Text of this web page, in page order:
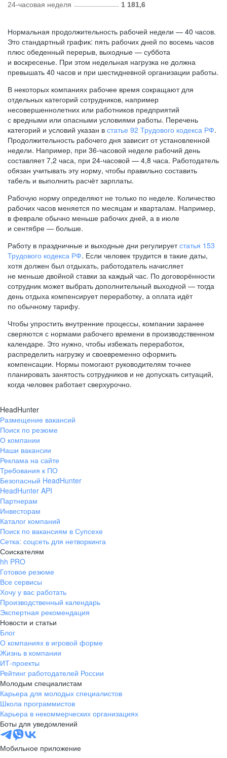
24-часовая неделя
1 181,6
Нормальная продолжительность рабочей недели — 40 часов.
Это стандартный график: пять рабочих дней по восемь часов
плюс обеденный перерыв, выходные — суббота
и воскресенье. При этом недельная нагрузка не должна
превышать 40 часов и при шестидневной организации работы.
В некоторых компаниях рабочее время сокращают для
отдельных категорий сотрудников, например
несовершеннолетних или работников предприятий
с вредными или опасными условиями работы. Перечень
категорий и условий указан в статье 92 Трудового кодекса РФ.
Продолжительность рабочего дня зависит от установленной
недели. Например, при 36-часовой неделе рабочий день
составляет 7,2 часа, при 24-часовой — 4,8 часа. Работодатель
обязан учитывать эту норму, чтобы правильно составить
табель и выполнить расчёт зарплаты.
Рабочую норму определяют не только по неделе. Количество
рабочих часов меняется по месяцам и кварталам. Например,
в феврале обычно меньше рабочих дней, а в июле
и сентябре — больше.
Работу в праздничные и выходные дни регулируетстатья 153
Трудового кодекса РФ. Если человек трудится в такие даты,
хотя должен был отдыхать, работодатель начисляет
не меньше двойной ставки за каждый час. По договорённости
сотрудник может выбрать дополнительный выходной — тогда
день отдыха компенсирует переработку, а оплата идёт
по обычному тарифу.
Чтобы упростить внутренние процессы, компании заранее
сверяются с нормами рабочего времени в производственном
календаре. Это нужно, чтобы избежать переработок,
распределить нагрузку и своевременно оформить
компенсации. Нормы помогают руководителям точнее
планировать занятость сотрудников и не допускать ситуаций,
когда человек работает сверхурочно.
HeadHunter
Размещение вакансий
Поиск по резюме
О компании
Наши вакансии
Реклама на сайте
Требования к ПО
Безопасный HeadHunter
HeadHunter API
Партнерам
Инвесторам
Каталог компаний
Поиск по вакансиям в Супсехе
Сетка: соцсеть для нетворкинга
Соискателям
hh PRO
Готовое резюме
Все сервисы
Хочу у вас работать
Производственный календарь
Экспертная рекомендация
Новости и статьи
Блог
О компаниях в игровой форме
Жизнь в компании
ИТ-проекты
Рейтинг работодателей России
Молодым специалистам
Карьера для молодых специалистов
Школа программистов
Карьера в некоммерческих организациях
Боты для уведомлений
Мобильное приложение